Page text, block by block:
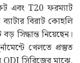
এবং T20 ফরম্যাট
বিরাট কোহলি
নিয়েছেন।
খেলতে প্রস্তুত